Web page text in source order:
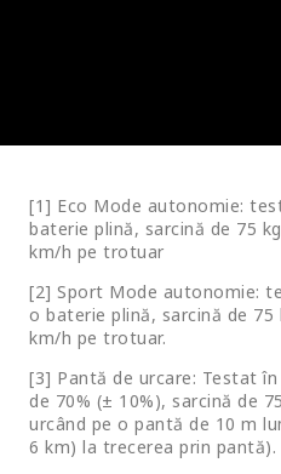
[1] Eco Mode autonomie:
baterie plină, sarcină de 75
km/h pe trotuar
[2] Sport Mode autonomie:
o baterie plină, sarcină de 75
km/h pe trotuar.
[3] Pantă de urcare: Testat
de 70% (± 10%), sarcină de
urcând pe o pantă de 10 m
6 km) la trecerea prin pantă).